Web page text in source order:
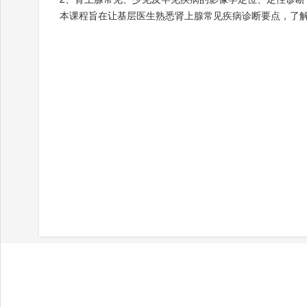
本课程旨在让基层医生熟悉肾上腺常见疾病诊断要点，了